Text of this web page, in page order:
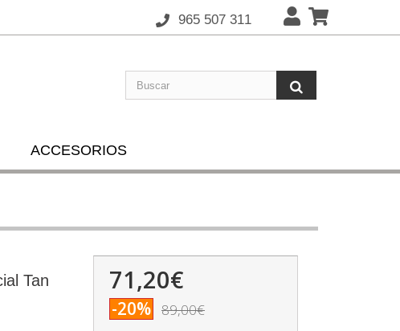
965 507 311
ACCESORIOS
Tan 71,20€
-20% 89,00€